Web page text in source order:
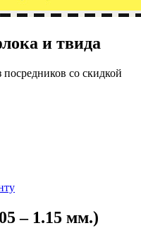
и твида
посредников со скидкой
– 1.15 мм.)